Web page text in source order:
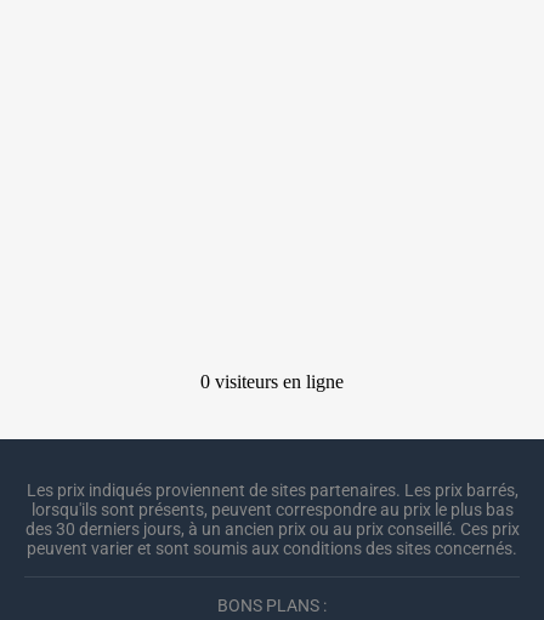
Les prix indiqués proviennent de sites partenaires. Les prix barrés,
lorsqu'ils sont présents, peuvent correspondre au prix le plus bas
des 30 derniers jours, à un ancien prix ou au prix conseillé. Ces prix
peuvent varier et sont soumis aux conditions des sites concernés.
BONS PLANS :